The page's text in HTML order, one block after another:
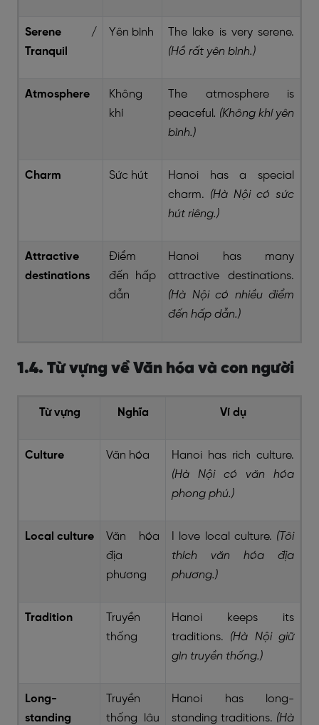
Serene /
Tranquil
Yên bình
The lake is very serene.
(Hồ rất yên bình.)
Atmosphere
Không
khí
The atmosphere is
peaceful . (Không khí yên
bình.)
Charm Sức hút
Hanoi has a special
charm. (Hà Nội có sức
hút riêng.)
Attractive
destinations
Điểm
đến hấp
dẫn
Hanoi has many
attractive destinations.
(Hà Nội có nhiều điểm
đến hấp dẫn.)
1.4. Từ vựng về Văn hóa và con người
Từ vựng Nghĩa Ví dụ
Culture Văn hóa
Hanoi has rich culture.
(Hà Nội có văn hóa
phong phú.)
Local culture
Văn hóa
địa
phương
I love local culture. (Tôi
thích văn hóa địa
phương.)
Tradition
Truyền
thống
Hanoi keeps its
traditions. (Hà Nội giữ
gìn truyền thống.)
Long-
standing
Truyền
thống lâu
Hanoi has long-
standing traditions. (Hà